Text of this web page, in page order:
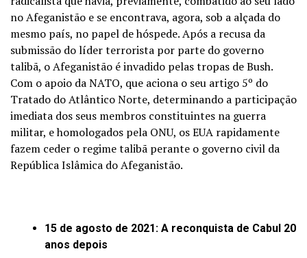
no Afeganistão e se encontrava, agora, sob a alçada do
mesmo país, no papel de hóspede. Após a recusa da
submissão do líder terrorista por parte do governo
talibã, o Afeganistão é invadido pelas tropas de Bush.
Com o apoio da NATO, que aciona o seu artigo 5º do
Tratado do Atlântico Norte, determinando a participação
imediata dos seus membros constituintes na guerra
militar, e homologados pela ONU, os EUA rapidamente
fazem ceder o regime talibã perante o governo civil da
República Islâmica do Afeganistão.
15 de agosto de 2021: A reconquista de Cabul 20
anos depois